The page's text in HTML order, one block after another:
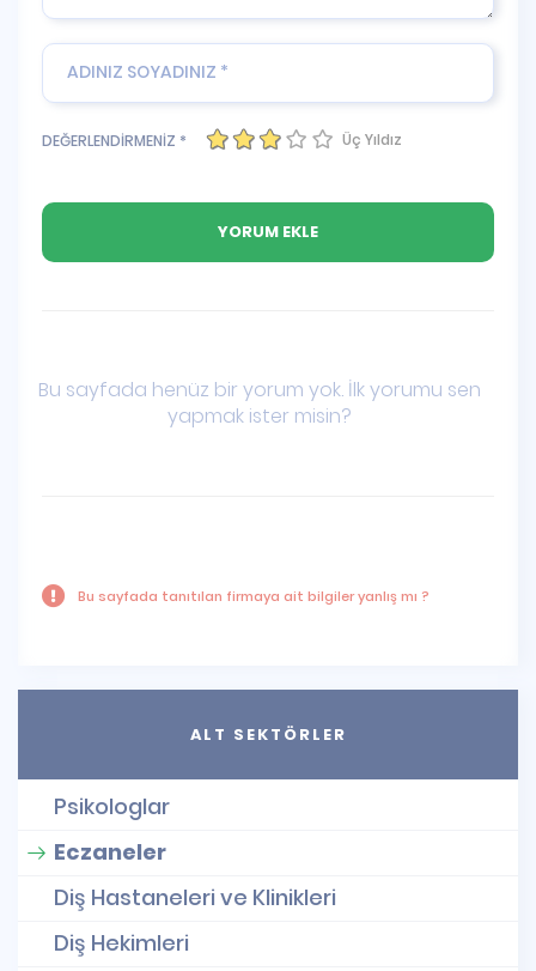
DEĞERLENDİRMENİZ * Üç Yıldız
Bu sayfada henüz bir yorum yok. İlk yorumu sen
yapmak ister misin?
Bu sayfada tanıtılan firmaya ait bilgiler yanlış mı ?
ALT SEKTÖRLER
Psikologlar
Eczaneler
Diş Hastaneleri ve Klinikleri
Diş Hekimleri